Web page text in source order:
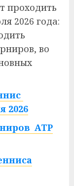
проходить
2026 года:
во
2026
ATP